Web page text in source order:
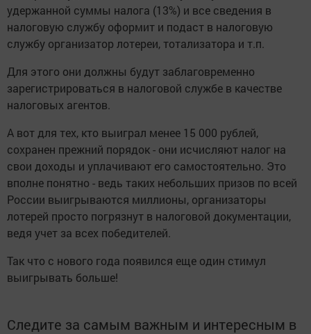
удержанной суммы налога (13%) и все сведения в
налоговую службу оформит и подаст в налоговую
службу организатор лотереи, тотализатора и т.п.
Для этого они должны будут заблаговременно
зарегистрироваться в налоговой службе в качестве
налоговых агентов.
А вот для тех, кто выиграл менее 15 000 рублей,
сохранен прежний порядок - они исчисляют налог на
свои доходы и уплачивают его самостоятельно. Это
вполне понятно - ведь таких небольших призов по всей
России выигрываются миллионы, организаторы
лотерей просто погрязнут в налоговой документации,
ведя учет за всех победителей.
Так что с нового года появился еще один стимул
выигрывать больше!
Следите за самым важным и интересным в